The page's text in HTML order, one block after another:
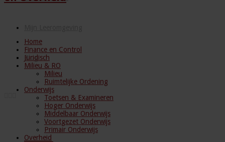
Blog
Home
Finance en Control
Juridisch
Milieu & RO
Milieu
Ruimtelijke Ordening
Onderwijs
Toetsen & Examineren
Hoger Onderwijs
Middelbaar Onderwijs
Voortgezet Onderwijs
Primair Onderwijs
Overheid